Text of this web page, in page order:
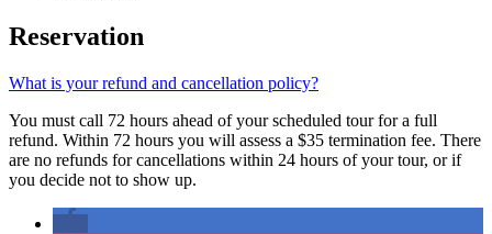
Reservation
What is your refund and cancellation policy?
You must call 72 hours ahead of your scheduled tour for a full
refund. Within 72 hours you will assess a $35 termination fee. There
are no refunds for cancellations within 24 hours of your tour, or if
you decide not to show up.